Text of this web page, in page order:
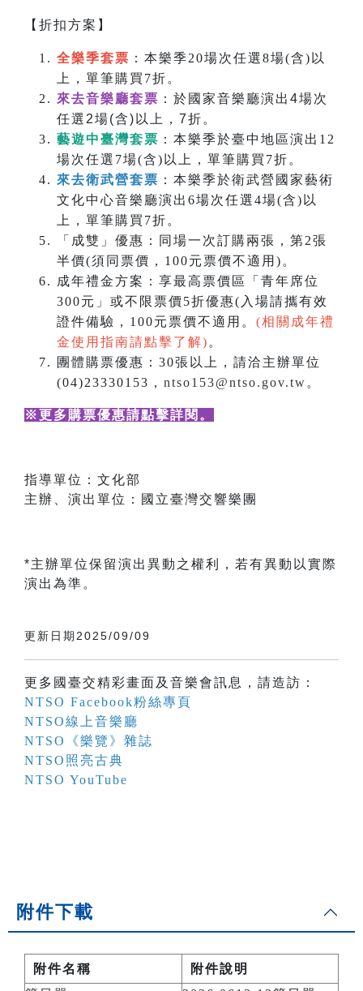
【折扣方案】
全樂季套票 ：本樂季20場次任選8場(含)以
上，單筆購買7折。
來去音樂廳套票 ：於國家音樂廳演出4場次
任選2場(含)以上，7折。
藝遊中臺灣套票 ：本樂季於臺中地區演出12
場次任選7場(含)以上，單筆購買7折。
來去衛武營套票 ：本樂季於衛武營國家藝術
文化中心音樂廳演出6場次任選4場(含)以
上，單筆購買7折。
「成雙」優惠：同場一次訂購兩張，第2張
半價(須同票價，100元票價不適用)。
成年禮金方案：享最高票價區「青年席位
300元」或不限票價5折優惠(入場請攜有效
證件備驗，100元票價不適用。 (相關成年禮
金使用指南請點擊了解) 。
團體購票優惠：30張以上，請洽主辦單位
(04)23330153， ntso153@ntso.gov.tw 。
※更多購票優惠請點擊詳閱 。
指導單位：文化部
主辦、演出單位：國立臺灣交響樂團
*主辦單位保留演出異動之權利，若有異動以實際
演出為準。
更新日期2025/09/09
更多國臺交精彩畫面及音樂會訊息，請造訪：
NTSO Facebook粉絲專頁
NTSO線上音樂廳
NTSO《樂覽》雜誌
NTSO照亮古典
NTSO YouTube
附件下載
附件名稱
附件說明